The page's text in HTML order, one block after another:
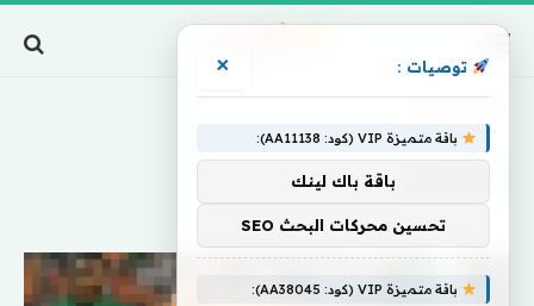
توصيات : ×
باقة متميزة VIP (كود: AA11138):
باقة باك لينك
تحسين محركات البحث SEO
باقة متميزة VIP (كود: AA38045):